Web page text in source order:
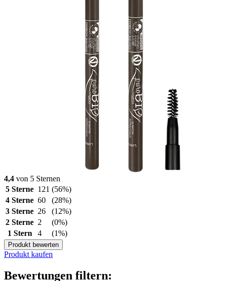
4,4 von 5 Sternen
5 Sterne 121 (56%)
4 Sterne 60
(28%)
3 Sterne 26
(12%)
2 Sterne 2
(0%)
1 Stern
4 (1%)
Produkt bewerten
Produkt kaufen
Bewertungen filtern: